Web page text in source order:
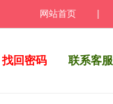
网站首页
找回密码 联系客服